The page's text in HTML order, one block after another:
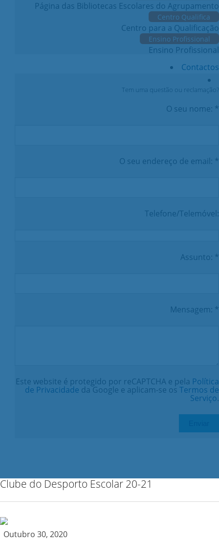
Página das Bibliotecas Escolares do Agrupamento
Centro Qualifica
Centro para a Qualificação
Ensino Profissional
Ensino Profissional
Contactos
Tem uma questão ou reclamação?
O seu nome: *
O seu endereço de email: *
Telefone/Telemóvel:
Assunto: *
Mensagem: *
Este website é protegido por reCAPTCHA e pela Política
de Privacidade da Google e aplicam-se os Termos de
Serviço.
Clube do Desporto Escolar 20-21
Outubro 30, 2020